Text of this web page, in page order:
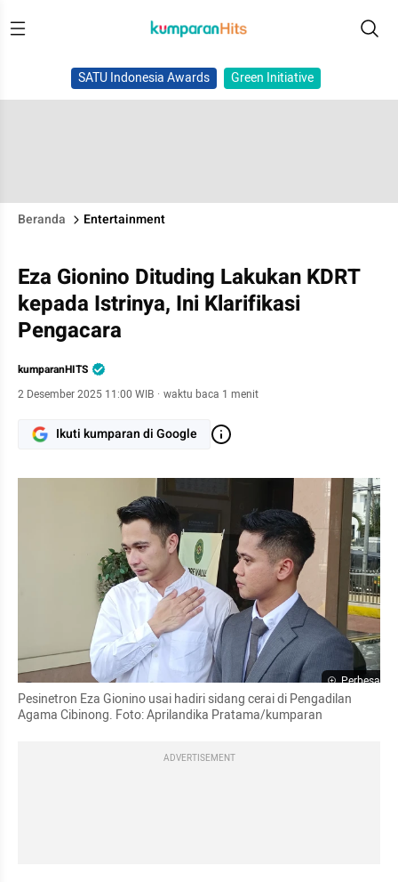
SATU Indonesia Awards Green Initiative
Beranda Entertainment
Eza Gionino Dituding Lakukan KDRT
kepada Istrinya, Ini Klarifikasi
Pengacara
kumparanHITS
2 Desember 2025 11:00 WIB · waktu baca 1 menit
Ikuti kumparan di Google
Perbesar
Pesinetron Eza Gionino usai hadiri sidang cerai di Pengadilan
Agama Cibinong. Foto: Aprilandika Pratama/kumparan
ADVERTISEMENT